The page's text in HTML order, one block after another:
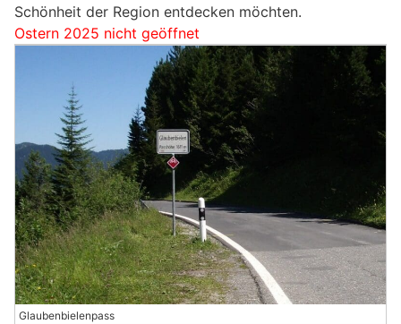
Schönheit der Region entdecken möchten.
Ostern 2025 nicht geöffnet
Glaubenbielenpass